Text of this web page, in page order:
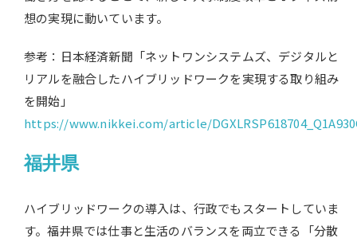
想の実現に動いています。
参考：日本経済新聞「ネットワンシステムズ、デジタルと
リアルを融合したハイブリッドワークを実現する取り組み
を開始」
https://www.nikkei.com/article/
福井県
ハイブリッドワークの導入は、行政でもスタートしていま
す。福井県では仕事と生活のバランスを両立できる「分散